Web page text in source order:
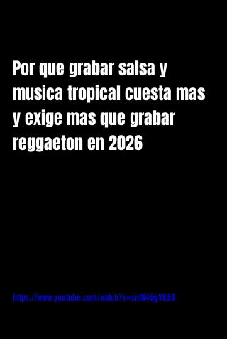
Por que grabar salsa y
musica tropical cuesta mas
y exige mas que grabar
reggaeton en 2026
https://www.youtube.com/watch?v=sntN4GgVK38